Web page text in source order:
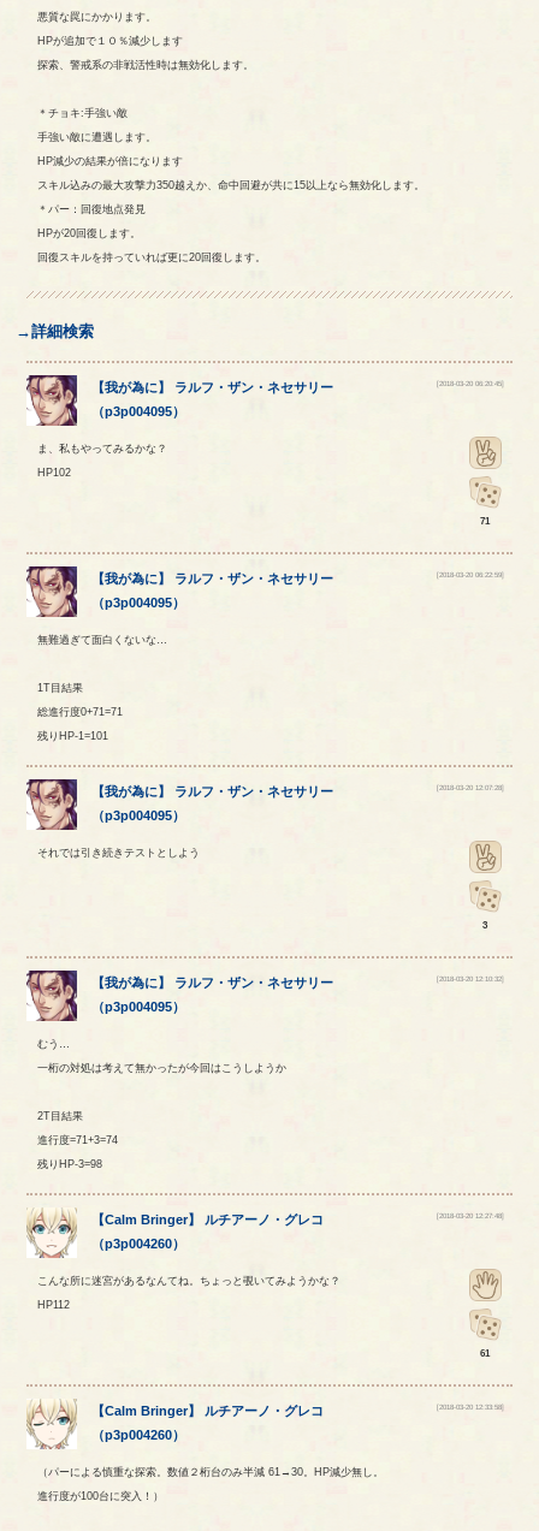
悪質な罠にかかります。
HPが追加で１０％減少します
探索、警戒系の非戦活性時は無効化します。
＊チョキ:手強い敵
手強い敵に遭遇します。
HP減少の結果が倍になります
スキル込みの最大攻撃力350越えか、命中回避が共に15以上なら無効化します。
＊パー：回復地点発見
HPが20回復します。
回復スキルを持っていれば更に20回復します。
→詳細検索
【我が為に 】 ラルフ ・ザン ・ネセサリー
（p3p004095）
[2018-03-20 06:20:45]
ま、私もやってみるかな？
HP102
71
【我が為に】 ラルフ ・ザン ・ネセサリー
（p3p004095）
[2018-03-20 06:22:59]
無難過ぎて面白くないな…
1T目結果
総進行度0+71=71
残りHP-1=101
【我が為に 】 ラルフ ・ザン ・ネセサリー
（p3p004095）
[2018-03-20 12:07:28]
それでは引き続きテストとしよう
3
【我が為に】 ラルフ ・ザン ・ネセサリー
（p3p004095）
[2018-03-20 12:10:32]
むう…
一桁の対処は考えて無かったが今回はこうしようか
2T目結果
進行度=71+3=74
残りHP-3=98
【Calm Bringer】 ルチアーノ ・ グレコ
（p3p004260）
[2018-03-20 12:27:48]
こんな所に迷宮があるなんてね。ちょっと覗いてみようかな？
HP112
61
【Calm Bringer】 ルチアーノ ・ グレコ
（p3p004260）
[2018-03-20 12:33:58]
（パーによる慎重な探索。数値２桁台のみ半減 61→30。HP減少無し。
進行度が100台に突入！）